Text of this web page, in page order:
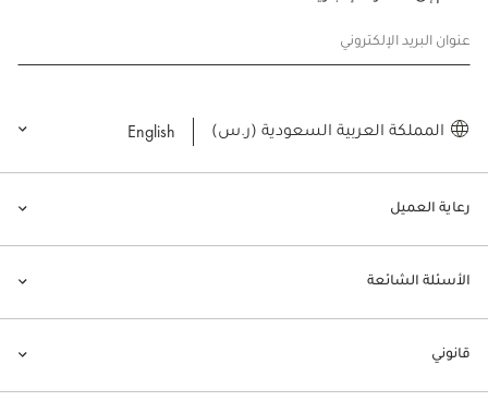
رعاية العميل
الأسئلة الشائعة
قانوني
عنوان البريد الإلكتروني
المملكة العربية السعودية (ر.س) English